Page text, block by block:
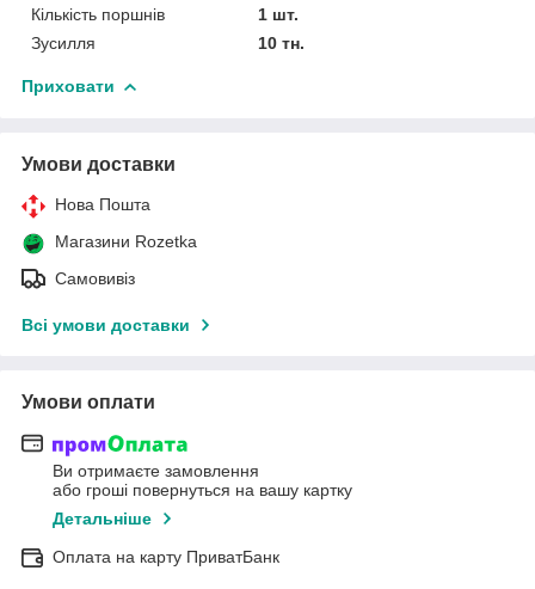
Кількість поршнів
1 шт.
Зусилля
10 тн.
Приховати
Умови доставки
Нова Пошта
Магазини Rozetka
Самовивіз
Всі умови доставки
Умови оплати
Ви отримаєте замовлення
або гроші повернуться на вашу картку
Детальніше
Оплата на карту ПриватБанк